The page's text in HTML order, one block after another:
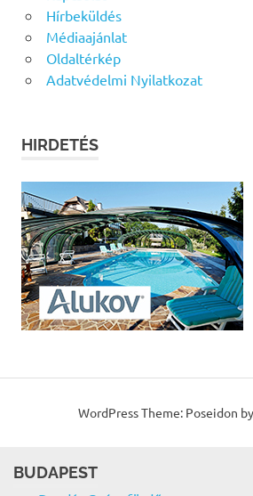
Hírbeküldés
Médiaajánlat
Oldaltérkép
Adatvédelmi Nyilatkozat
HIRDETÉS
WordPress Theme: Poseidon
BUDAPEST